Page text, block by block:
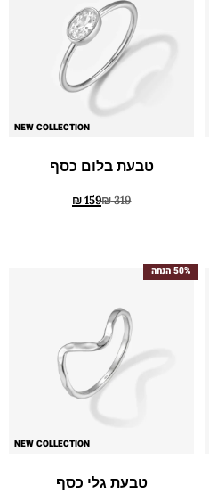
NEW COLLECTION
טבעת בלום כסף
₪319
₪159
50% הנחה
NEW COLLECTION
טבעת גלי כסף